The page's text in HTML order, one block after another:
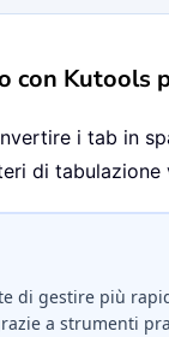
con Kutools
i tab in
di
di gestire più
a strumenti